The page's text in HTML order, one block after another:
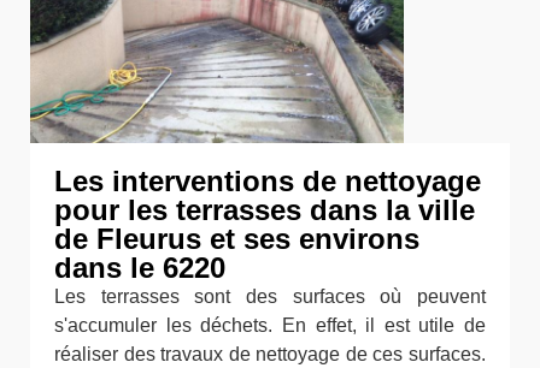
Les interventions de nettoyage
pour les terrasses dans la ville
de Fleurus et ses environs
dans le 6220
Les terrasses sont des surfaces où peuvent
s'accumuler les déchets. En effet, il est utile de
réaliser des travaux de nettoyage de ces surfaces.